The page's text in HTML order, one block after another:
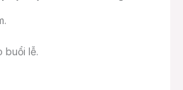
buổi lễ.